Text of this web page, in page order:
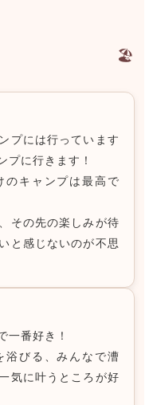
🏖️
プには行っています
プに行きます！
のキャンプは最高で
その先の楽しみが待
と感じないのが不思
一番好き！
浴びる、みんなで漕
気に叶うところが好